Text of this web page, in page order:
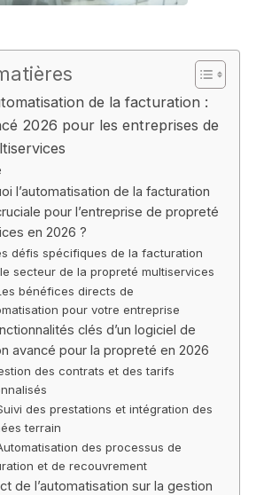
de la facturation :
2026 pour les entreprises de
l’automatisation de la facturation
pour l’entreprise de propreté
en 2026 ?
défis spécifiques de la facturation
secteur de la propreté multiservices
bénéfices directs de
pour votre entreprise
clés d’un logiciel de
avancé pour la propreté en 2026
des contrats et des tarifs
des prestations et intégration des
terrain
des processus de
et de recouvrement
de l’automatisation sur la gestion